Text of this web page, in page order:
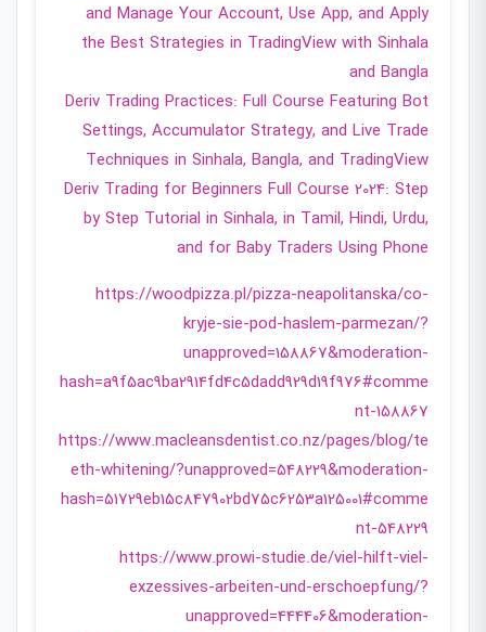
and Manage Your Account, Use App, and Apply
the Best Strategies in TradingView with Sinhala
and Bangla
Deriv Trading Practices: Full Course Featuring Bot
Settings, Accumulator Strategy, and Live Trade
Techniques in Sinhala, Bangla, and TradingView
Deriv Trading for Beginners Full Course 2024: Step
by Step Tutorial in Sinhala, in Tamil, Hindi, Urdu,
and for Baby Traders Using Phone
https://woodpizza.pl/pizza-neapolitanska/co-
kryje-sie-pod-haslem-parmezan/?
unapproved=158867&moderation-
hash=a9f5ac9ba2914fd4c5dadd929d19f976#comme
nt-158867
https://www.macleansdentist.co.nz/pages/blog/te
eth-whitening/?unapproved=548229&moderation-
hash=51729eb15c847902bd75c6253a125001#comme
nt-548229
https://www.prowi-studie.de/viel-hilft-viel-
exzessives-arbeiten-und-erschoepfung/?
unapproved=444406&moderation-